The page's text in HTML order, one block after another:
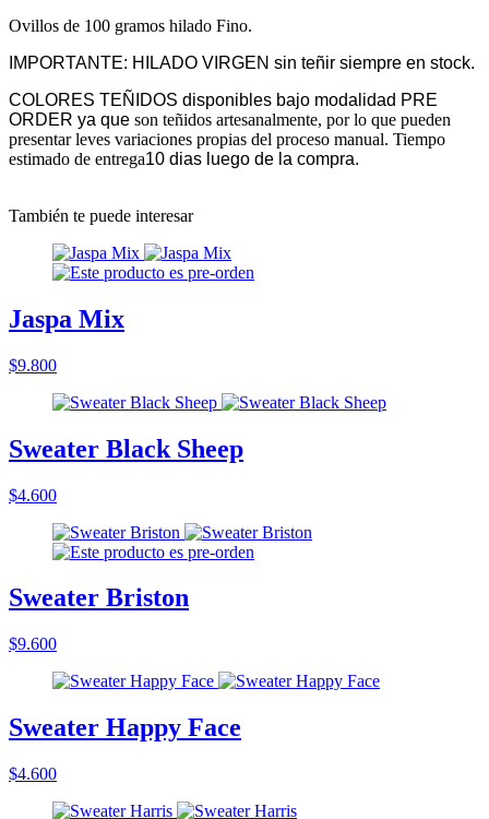
Ovillos de 100 gramos hilado Fino.
IMPORTANTE: HILADO VIRGEN sin teñir siempre en stock.
COLORES TEÑIDOS disponibles bajo modalidad PRE
ORDER ya que son teñidos artesanalmente, por lo que pueden
presentar leves variaciones propias del proceso manual. Tiempo
estimado de entrega10 dias luego de la compra.
También te puede interesar
Jaspa Mix
$9.800
Sweater Black Sheep
$4.600
Sweater Briston
$9.600
Sweater Happy Face
$4.600